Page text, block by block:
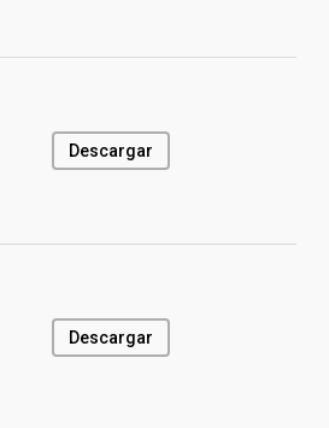
Descargar
Descargar